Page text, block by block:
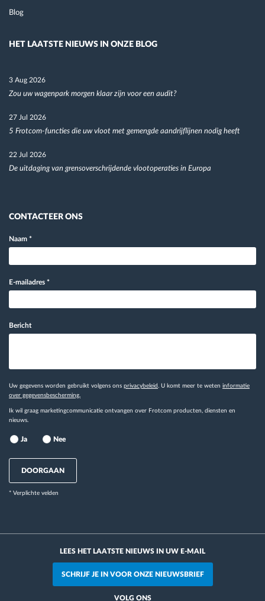
Blog
HET LAATSTE NIEUWS IN ONZE BLOG
3 Aug 2026
Zou uw wagenpark morgen klaar zijn voor een audit?
27 Jul 2026
5 Frotcom-functies die uw vloot met gemengde aandrijflijnen nodig heeft
22 Jul 2026
De uitdaging van grensoverschrijdende vlootoperaties in Europa
CONTACTEER ONS
Naam *
E-mailadres *
Bericht
Uw gegevens worden gebruikt volgens ons privacybeleid . U komt meer te weten informatie
over gegevensbescherming.
Ik wil graag marketingcommunicatie ontvangen over Frotcom producten, diensten en
nieuws.
Ja Nee
DOORGAAN
* Verplichte velden
LEES HET LAATSTE NIEUWS IN UW E-MAIL
SCHRIJF JE IN VOOR ONZE NIEUWSBRIEF
VOLG ONS